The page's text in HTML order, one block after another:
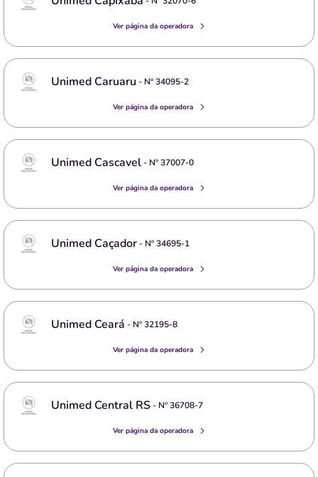
Ver página da operadora
Unimed Caruaru - Nº34095-2
Ver página da operadora
Unimed Cascavel- Nº37007-0
Ver página da operadora
Unimed Caçador- Nº34695-1
Ver página da operadora
Unimed Ceará - Nº32195-8
Ver página da operadora
Unimed Central RS- Nº36708-7
Ver página da operadora